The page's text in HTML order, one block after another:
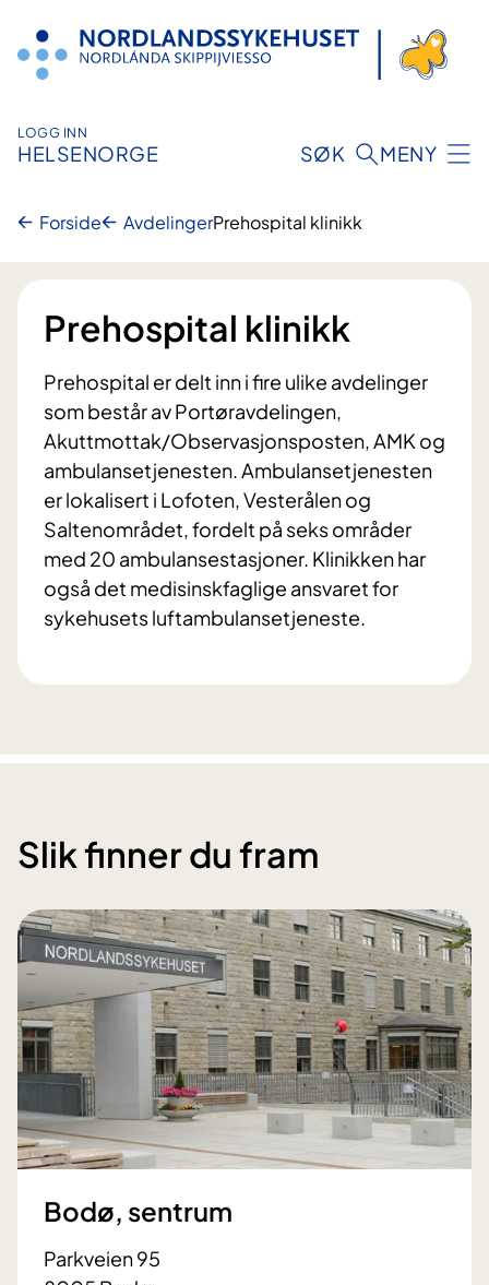
innhold
LOGG INN
HELSENORGE SØK MENY
Forside AvdelingerPrehospital klinikk
Prehospital klinikk
Prehospital er delt inn i fire ulike avdelinger
som består av Portøravdelingen,
Akuttmottak/Observasjonsposten, AMK og
ambulansetjenesten. Ambulansetjenesten
er lokalisert i Lofoten, Vesterålen og
Saltenområdet, fordelt på seks områder
med 20 ambulansestasjoner. Klinikken har
også det medisinskfaglige ansvaret for
sykehusets luftambulansetjeneste.
Slik finner du fram
Bodø, sentrum
Parkveien 95